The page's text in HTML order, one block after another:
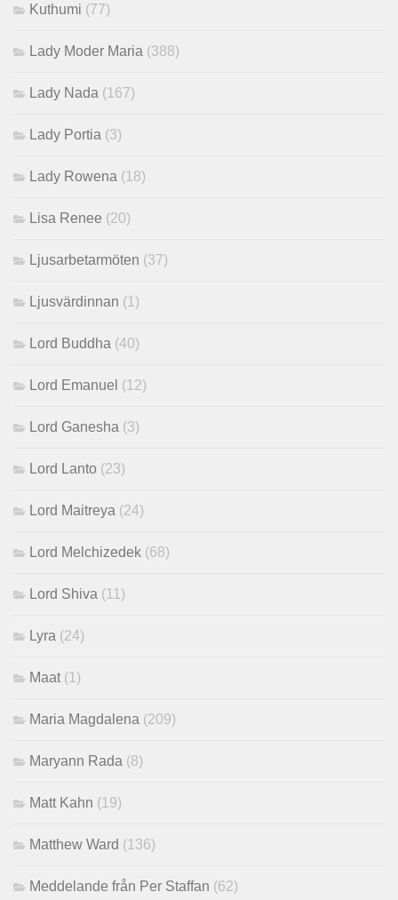
Kuthumi (77)
Lady Moder Maria (388)
Lady Nada (167)
Lady Portia (3)
Lady Rowena (18)
Lisa Renee (20)
Ljusarbetarmöten (37)
Ljusvärdinnan (1)
Lord Buddha (40)
Lord Emanuel (12)
Lord Ganesha (3)
Lord Lanto (23)
Lord Maitreya (24)
Lord Melchizedek (68)
Lord Shiva (11)
Lyra (24)
Maat (1)
Maria Magdalena (209)
Maryann Rada (8)
Matt Kahn (19)
Matthew Ward (136)
Meddelande från Per Staffan (62)